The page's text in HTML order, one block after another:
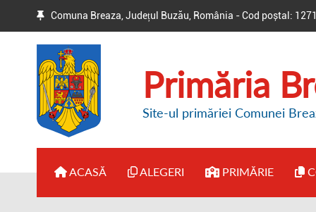
Comuna Breaza, Județul Buzău, România - Cod poștal:
Primăria
Site-ul primăriei Comunei
ACASĂ ALEGERI PRIMĂRIE